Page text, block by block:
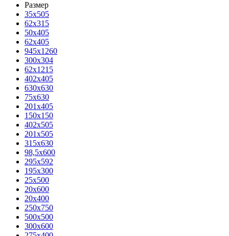
Размер
35х505
62x315
50x405
62х405
945x1260
300x304
62x1215
402x405
630x630
75x630
201x405
150x150
402x505
201x505
315x630
98,5х600
295x592
195х300
25x500
20х600
20х400
250x750
500x500
300x600